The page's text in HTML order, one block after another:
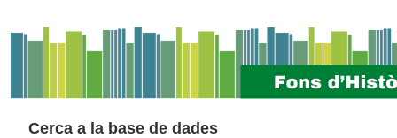
Cerca a la base de dades